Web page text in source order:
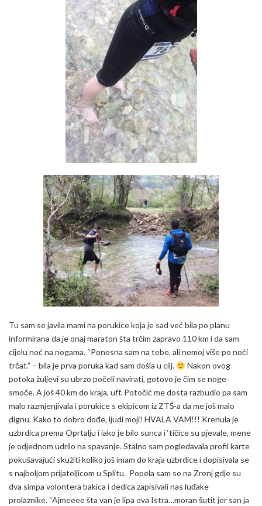
Tu sam se javila mami na porukice koja je sad već bila po planu
informirana da je onaj maraton šta trčim zapravo 110 km i da sam
cijelu noć na nogama. “Ponosna sam na tebe, ali nemoj više po noći
trčat.” – bila je prva poruka kad sam došla u cilj.
Nakon ovog
potoka žuljevi su ubrzo počeli navirati, gotovo je čim se noge
smoče. A još 40 km do kraja, uff. Potočić me dosta razbudio pa sam
malo razmjenjivala i porukice s ekipicom iz ZTŠ-a da me još malo
dignu. Kako to dobro dođe, ljudi moji! HVALA VAM!!! Krenula je
uzbrdica prema Oprtalju i iako je bilo sunca i ‘tičice su pjevale, mene
je odjednom udrilo na spavanje. Stalno sam pogledavala profil karte
pokušavajući skužiti koliko još imam do kraja uzbrdice i dopisivala se
s najboljom prijateljicom u Splitu. Popela sam se na Zrenj gdje su
dva simpa volontera bakica i dedica zapisivali nas luđake
prolaznike. “Ajmeeee šta van je lipa ova Istra…moran šutit jer san ja